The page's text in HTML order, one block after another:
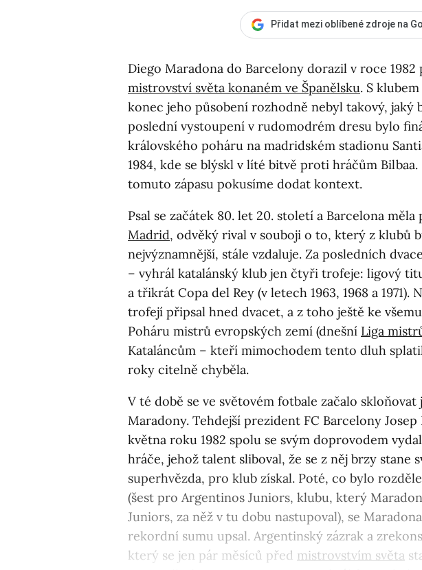
Přidat mezi oblíbené zdroje na
Diego Maradona do Barcelony dorazil v roce
mistrovství světa konaném ve Španělsku. S
konec jeho působení rozhodně nebyl takový, jaký
poslední vystoupení v rudomodrém dresu bylo
královského poháru na madridském stadionu
1984, kde se blýskl v líté bitvě proti hráčům
tomuto zápasu pokusíme dodat kontext.
Psal se začátek 80. let 20. století a Barcelona měla
Madrid, odvěký rival v souboji o to, který z klubů
nejvýznamnější, stále vzdaluje. Za posledních
– vyhrál katalánský klub jen čtyři trofeje: ligový
a třikrát Copa del Rey (v letech 1963, 1968 a
trofejí připsal hned dvacet, a z toho ještě ke
Poháru mistrů evropských zemí (dnešní Liga
Kataláncům – kteří mimochodem tento dluh
roky citelně chyběla.
V té době se ve světovém fotbale začalo skloňovat
Maradony. Tehdejší prezident FC Barcelony
května roku 1982 spolu se svým doprovodem
hráče, jehož talent sliboval, že se z něj brzy stane
superhvězda, pro klub získal. Poté, co bylo
(šest pro Argentinos Juniors, klubu, který
Juniors, za něž v tu dobu nastupoval), se
rekordní sumu upsal. Argentinský zázrak a
který se jen pár měsíců před mistrovstvím světa